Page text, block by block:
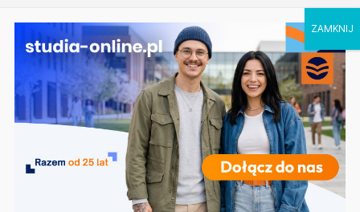
Ostatnie
wpisy:
Filologia słowiańska w Krakowie
Studia historyczne w Łodzi
Analityka biznesowa i Data Science – Collegium
Da Vinci w Poznaniu
Chemia w Opolu
Biologia w Rzeszowie